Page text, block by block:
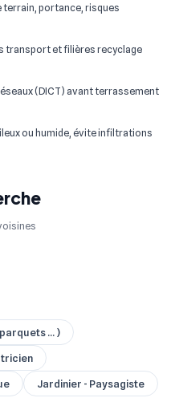
terrain, portance, risques
transport et filières recyclage
(DICT) avant terrassement
ou humide, évite infiltrations
... )
Jardinier - Paysagiste